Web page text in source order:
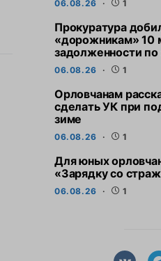
СВЕЖИЕ НОВОСТИ
Прокуратура
выплаты
млн рублей
06.08.26 1
Прокуратура
«дорожникам» 10
задолженности по
06.08.26 1
Орловчанам
сделать УК при
зиме
06.08.26 1
Для юных
«Зарядку со
06.08.26 1